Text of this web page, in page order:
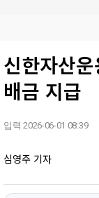
신한자산
배금 지급
입력 2026-06-01 08:39
심영주 기자